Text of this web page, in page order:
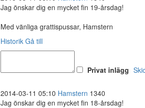
Jag önskar dig en mycket fin 19-årsdag!
Med vänliga grattispussar, Hamstern
Historik Gå till
Privat inlägg
2014-03-11 05:10 Hamstern 1340
Jag önskar dig en mycket fin 18-årsdag!